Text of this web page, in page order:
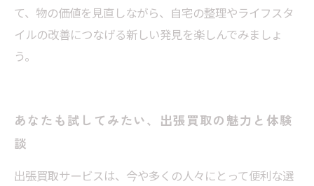
て、物の価値を見直しながら、自宅の整理やライフスタ
イルの改善につなげる新しい発見を楽しんでみましょ
う。
あなたも試してみたい、出張買取の魅力と体験
談
出張買取サービスは、今や多くの人々にとって便利な選